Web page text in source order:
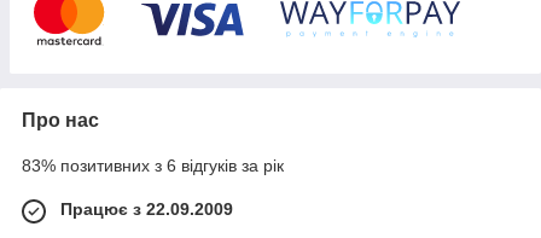
імпортера з гарантією 10
величезний вибір радіаторів:
біметалеві, алюмінієві, сталеві
Про нас
83% позитивних з 6 відгуків за рік
Працює з 22.09.2009